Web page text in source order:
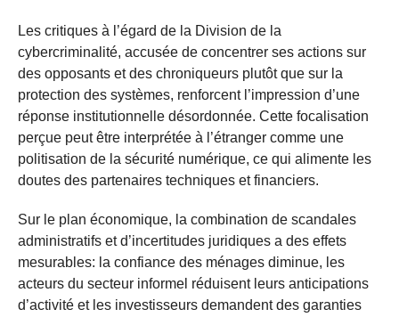
Les critiques à l’égard de la Division de la
cybercriminalité, accusée de concentrer ses actions sur
des opposants et des chroniqueurs plutôt que sur la
protection des systèmes, renforcent l’impression d’une
réponse institutionnelle désordonnée. Cette focalisation
perçue peut être interprétée à l’étranger comme une
politisation de la sécurité numérique, ce qui alimente les
doutes des partenaires techniques et financiers.
Sur le plan économique, la combination de scandales
administratifs et d’incertitudes juridiques a des effets
mesurables: la confiance des ménages diminue, les
acteurs du secteur informel réduisent leurs anticipations
d’activité et les investisseurs demandent des garanties